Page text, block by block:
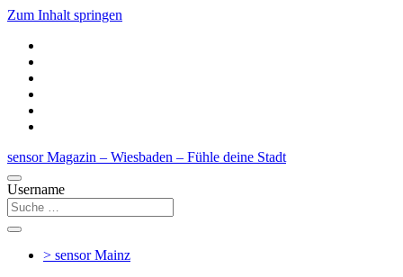
Zum Inhalt springen
sensor Magazin – Wiesbaden – Fühle deine Stadt
Username
> sensorMainz